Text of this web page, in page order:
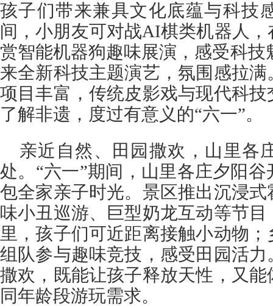
孩子们带来兼具文化底蕴与科技
间，小朋友可对战AI棋类机器人
赏智能机器狗趣味展演，感受科技
来全新科技主题演艺，氛围感拉
项目丰富，传统皮影戏与现代科
了解非遗，度过有意义的“六一”。
亲近自然、田园撒欢，山里各
处。“六一”期间，山里各庄夕阳
包全家亲子时光。景区推出沉浸
味小丑巡游、巨型奶龙互动等节
里，孩子们可近距离接触小动物
组队参与趣味竞技，感受田园活
撒欢，既能让孩子释放天性，又
同年龄段游玩需求。